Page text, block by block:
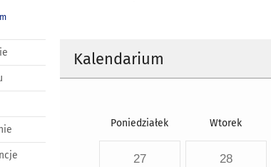
Kalendarium
Poniedziałek Wtorek
27 28